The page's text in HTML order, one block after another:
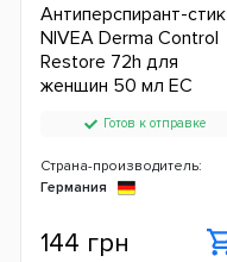
Антиперспирант-стик
NIVEA Derma Control
Restore 72h для
женщин 50 мл ЕС
Готов к отправке
Страна-производитель:
Германия
144 грн